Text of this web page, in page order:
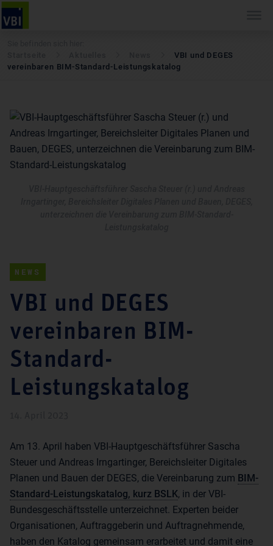
VBI und DEGES
vereinbaren BIM-Standard-Leistungskatalog
NEWS
VBI und DEGES
vereinbaren BIM-
Standard-
Leistungskatalog
Am 13. April haben VBI-Hauptgeschäftsführer Sascha
Steuer und Andreas Irngartinger, Bereichsleiter Digitales
Planen und Bauen der DEGES, die Vereinbarung zum BIM-
Standard-Leistungskatalog, kurz BSLK, in der VBI-
Bundesgeschäftsstelle unterzeichnet. Experten beider
Organisationen, Auftraggeberin und Auftragnehmende,
haben den Katalog gemeinsam erarbeitet und damit eine